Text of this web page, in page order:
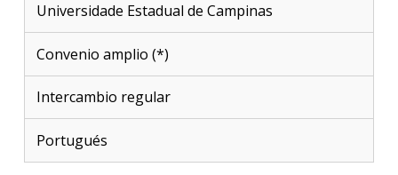
Universidade Estadual de Campinas
Convenio amplio (*)
Intercambio regular
Portugués